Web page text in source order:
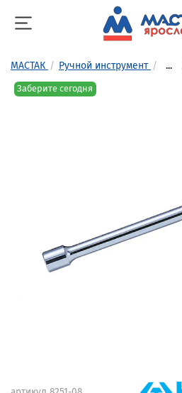
МАСТАК Ручной инструмент ...
Заберите сегодня